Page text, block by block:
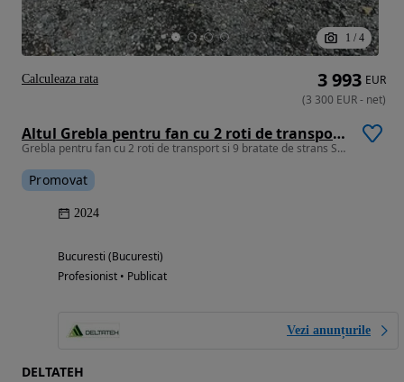
1 / 4
Altul Grebla pentru fan cu 2 roti de transport si 9 bratate de strans SHAKTIMAN, India (suprafata de lucru 3,30 cm)
Grebla pentru fan cu 2 roti de transport si 9 bratate de strans SHAKTI
Promovat
2024
Bucuresti (Bucuresti)
Profesionist • Publicat
Vezi anunțurile
DELTATEH
3 993 EUR
(3 300 EUR- net)
Calculeaza rata